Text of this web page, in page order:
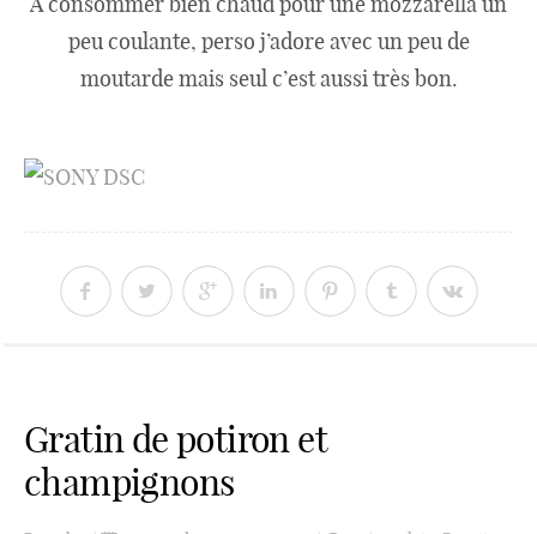
peu coulante, perso j’adore avec un peu de
moutarde mais seul c’est aussi très bon.
Gratin de potiron et
champignons